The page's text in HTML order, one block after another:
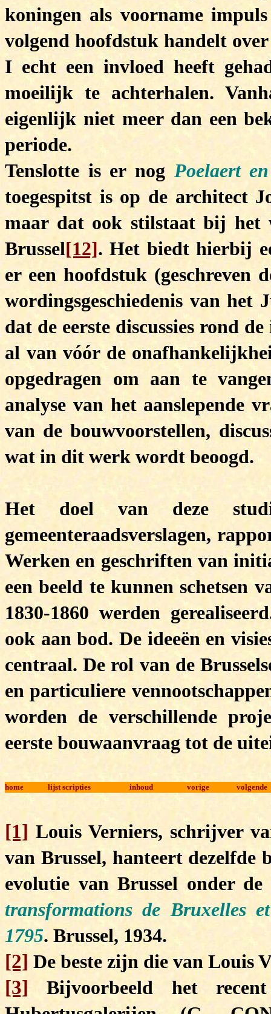
koningen als voorname
volgend hoofdstuk handelt
I echt een invloed heeft
moeilijk te achterhalen.
eigenlijk niet meer dan een
periode.
Tenslotte is er nog Poelaert
toegespitst is op de architect
maar dat ook stilstaat bij het
Brussel[12]. Het biedt hierbij
er een hoofdstuk (geschreven
wordingsgeschiedenis van
dat de eerste discussies rond
al van vóór de
opgedragen om aan te
analyse van het aanslepende
van de bouwvoorstellen,
wat in dit werk wordt beoogd.
Het doel van deze
gemeenteraadsverslagen,
Werken en geschriften van
een beeld te kunnen schetsen
1830-1860 werden
ook aan bod. De ideeën en
centraal. De rol van de
en particuliere
worden de verschillende
eerste bouwaanvraag tot de
home lijst scripties inhoud vorige volgende
[1] Louis Verniers, schrijver
van Brussel, hanteert
evolutie van Brussel onder
transformations de Bruxelles
1795. Brussel, 1934.
[2] De beste zijn die van Louis
[3] Bijvoorbeeld het